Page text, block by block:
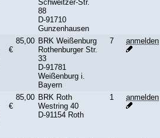
Schweitzer-Str.
88
D-91710
Gunzenhausen
85,00
€
BRK Weißenburg
Rothenburger Str.
33
D-91781
Weißenburg i.
Bayern
7 anmelden
85,00
€
BRK Roth
Westring 40
D-91154 Roth
1 anmelden